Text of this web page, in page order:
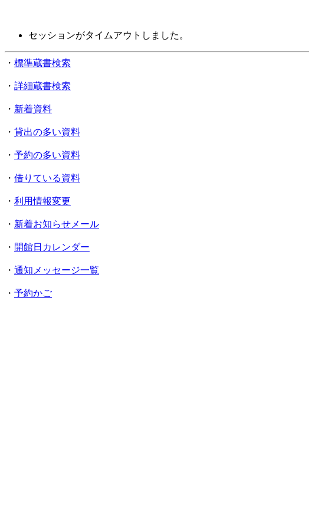
セッションがタイムアウトしました。
・ 標準蔵書検索
・ 詳細蔵書検索
・ 新着資料
・ 貸出の多い資料
・ 予約の多い資料
・ 借りている資料
・ 利用情報変更
・ 新着お知らせメール
・ 開館日カレンダー
・ 通知メッセージ一覧
・ 予約かご